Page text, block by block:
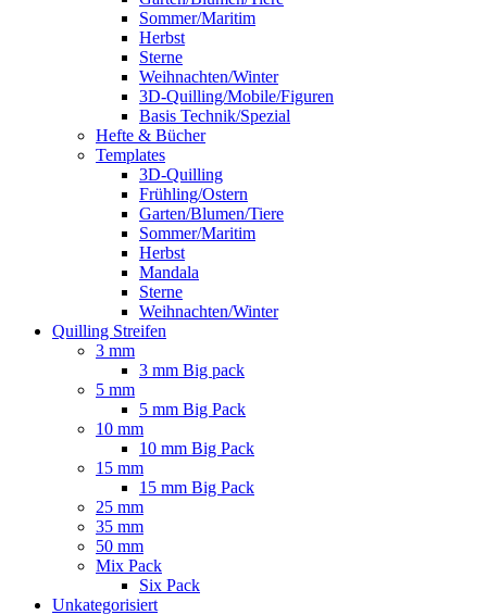
Sommer/Maritim
Herbst
Sterne
Weihnachten/Winter
3D-Quilling/Mobile/Figuren
Basis Technik/Spezial
Hefte & Bücher
Templates
3D-Quilling
Frühling/Ostern
Garten/Blumen/Tiere
Sommer/Maritim
Herbst
Mandala
Sterne
Weihnachten/Winter
Quilling Streifen
3 mm
3 mm Big pack
5 mm
5 mm Big Pack
10 mm
10 mm Big Pack
15 mm
15 mm Big Pack
25 mm
35 mm
50 mm
Mix Pack
Six Pack
Unkategorisiert